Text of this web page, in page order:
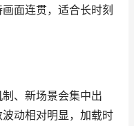
面连贯，适合长时刻
、新场景会集中出
动相对明显，加载时